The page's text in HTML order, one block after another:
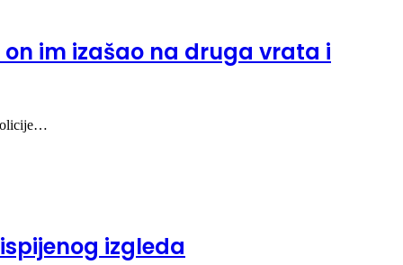
im izašao na druga vrata i
izgleda